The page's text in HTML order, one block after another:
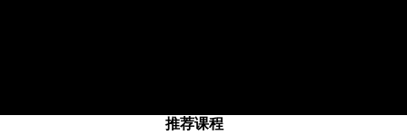
2016年新天空日本留学4月生
推荐课程